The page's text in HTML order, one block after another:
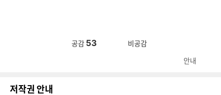
공감 53 비공감
안내
저작권 안내